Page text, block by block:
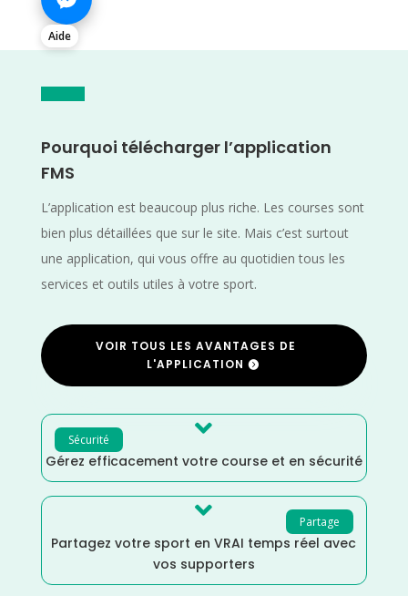
Aide
Pourquoi télécharger l’application
FMS
L’application est beaucoup plus riche. Les courses sont
bien plus détaillées que sur le site. Mais c’est surtout
une application, qui vous offre au quotidien tous les
services et outils utiles à votre sport.
VOIR TOUS LES AVANTAGES DE
L'APPLICATION
Sécurité 
Gérez efficacement votre course et en sécurité
Partage

Partagez votre sport en VRAI temps réel avec
vos supporters